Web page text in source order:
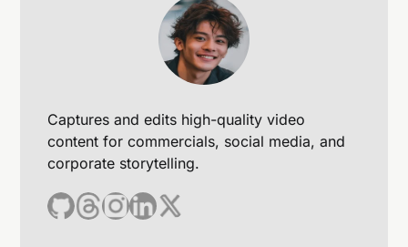
Captures and edits high-quality video
content for commercials, social media, and
corporate storytelling.